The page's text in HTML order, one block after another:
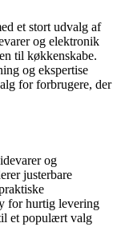
et stort udvalg af
og elektronik
til køkkenskabe.
og ekspertise
for forbrugere, der
og
justerbare
for hurtig levering
et populært valg